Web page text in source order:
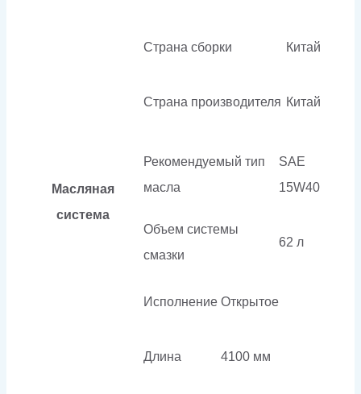
Страна сборки Китай
Страна производителя Китай
Масляная
система
Рекомендуемый тип
масла
SAE
15W40
Объем системы
смазки
62 л
Исполнение Открытое
Длина 4100 мм